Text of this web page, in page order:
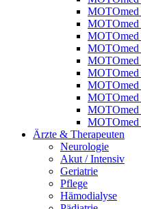
MOTOmed
MOTOmed
MOTOmed
MOTOmed
MOTOmed
MOTOmed
MOTOmed
Ärzte & Therapeuten
Neurologie
Akut / Intensiv
Geriatrie
Pflege
Hämodialyse